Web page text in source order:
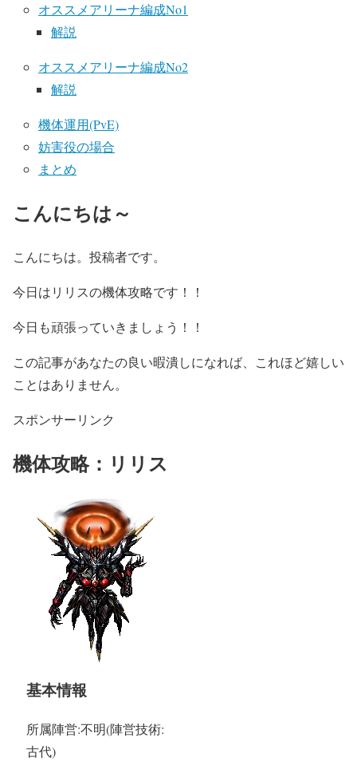
オススメアリーナ編成No1
解説
オススメアリーナ編成No2
解説
機体運用(PvE)
妨害役の場合
まとめ
こんにちは～
こんにちは。投稿者です。
今日はリリスの機体攻略です！！
今日も頑張っていきましょう！！
この記事があなたの良い暇潰しになれば、これほど嬉しい
ことはありません。
スポンサーリンク
機体攻略：リリス
基本情報
所属陣営:不明(陣営技術:
古代)